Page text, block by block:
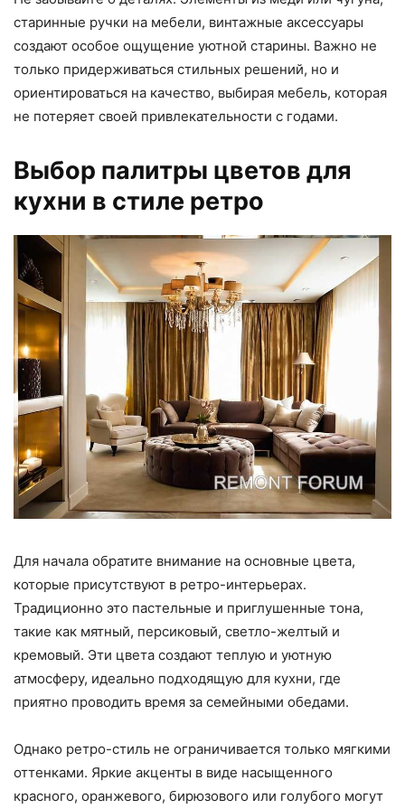
старинные ручки на мебели, винтажные аксессуары
создают особое ощущение уютной старины. Важно не
только придерживаться стильных решений, но и
ориентироваться на качество, выбирая мебель, которая
не потеряет своей привлекательности с годами.
Выбор палитры цветов для
кухни в стиле ретро
Для начала обратите внимание на основные цвета,
которые присутствуют в ретро-интерьерах.
Традиционно это пастельные и приглушенные тона,
такие как мятный, персиковый, светло-желтый и
кремовый. Эти цвета создают теплую и уютную
атмосферу, идеально подходящую для кухни, где
приятно проводить время за семейными обедами.
Однако ретро-стиль не ограничивается только мягкими
оттенками. Яркие акценты в виде насыщенного
красного, оранжевого, бирюзового или голубого могут